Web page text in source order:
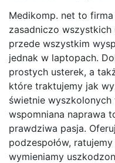
Medikomp. net to
zasadniczo
przede wszystkim
jednak w laptopach.
prostych usterek, a
które traktujemy jak
świetnie
wspomniana naprawa
prawdziwa pasja.
podzespołów,
wymieniamy